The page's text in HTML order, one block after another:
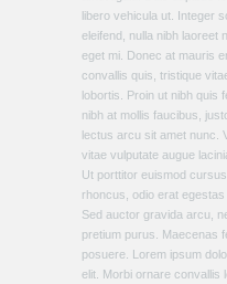
libero vehicula ut. Integer
eleifend, nulla nibh laoreet
eget mi. Donec at mauris
convallis quis, tristique
lobortis. Proin ut nibh quis
nibh at mollis faucibus,
lectus arcu sit amet nunc.
vitae vulputate augue
Ut porttitor euismod
rhoncus, odio erat
Sed auctor gravida arcu,
pretium purus. Maecenas
posuere. Lorem ipsum
elit. Morbi ornare convallis